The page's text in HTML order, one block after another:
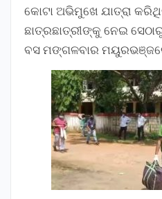
କୋଟା ଅଭିମୁଖେ ଯାତ୍ରା
ଛାତ୍ରଛାତ୍ରୀଙ୍କୁ ନେଇ
ବସ ମଙ୍ଗଳବାର